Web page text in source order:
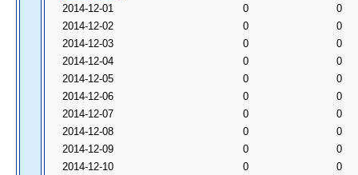
2014-12-01
0
0
2014-12-02
0
0
2014-12-03
0
0
2014-12-04
0
0
2014-12-05
0
0
2014-12-06
0
0
2014-12-07
0
0
2014-12-08
0
0
2014-12-09
0
0
2014-12-10
0
0